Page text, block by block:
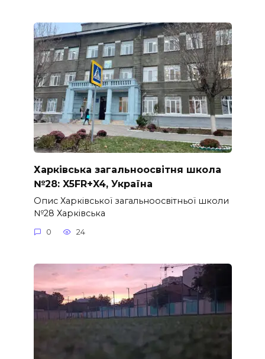
Харківська загальноосвітня школа
№28: X5FR+X4, Україна
Опис Харківської загальноосвітньої школи
№28 Харківська
0 24